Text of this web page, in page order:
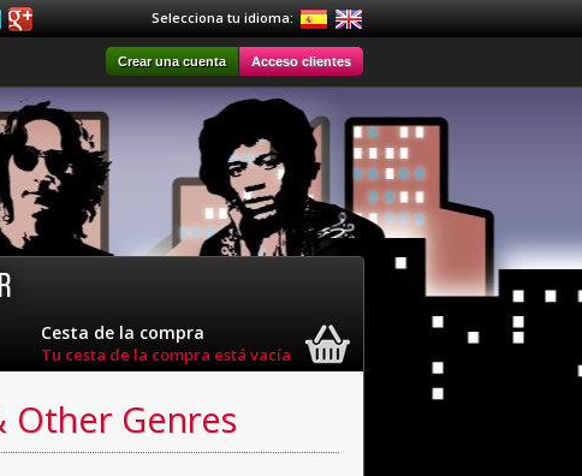
Selecciona tu idioma:
Crear una cuenta Acceso clientes
Cesta de la compra
Tu cesta de la compra está vacía
Other Genres